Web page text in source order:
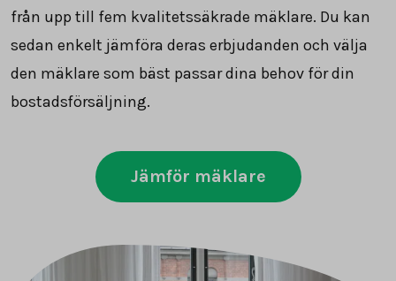
från upp till fem kvalitetssäkrade mäklare. Du kan
sedan enkelt jämföra deras erbjudanden och välja
den mäklare som bäst passar dina behov för din
bostadsförsäljning.
Jämför mäklare